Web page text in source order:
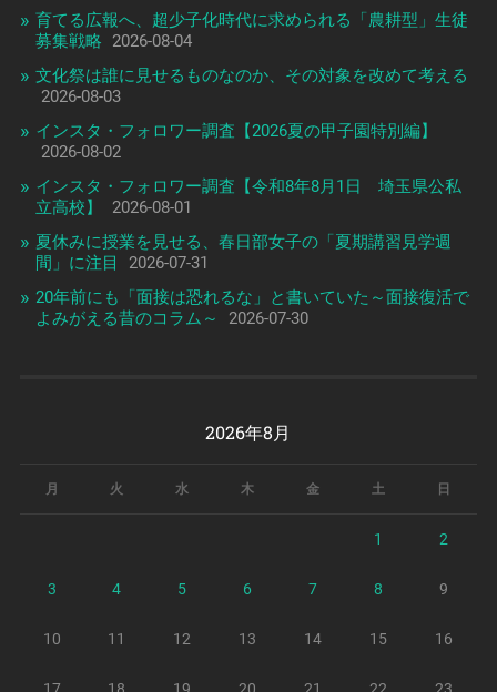
育てる広報へ、超少子化時代に求められる「農耕型」生徒
募集戦略
2026-08-04
文化祭は誰に見せるものなのか、その対象を改めて考える
2026-08-03
インスタ・フォロワー調査【2026夏の甲子園特別編】
2026-08-02
インスタ・フォロワー調査【令和8年8月1日 埼玉県公私
立高校】
2026-08-01
夏休みに授業を見せる、春日部女子の「夏期講習見学週
間」に注目
2026-07-31
20年前にも「面接は恐れるな」と書いていた～面接復活で
よみがえる昔のコラム～
2026-07-30
2026年8月
月 火 水 木 金 土 日
1 2
3 4 5 6 7 8 9
10 11 12 13 14 15 16
17 18 19 20 21 22 23